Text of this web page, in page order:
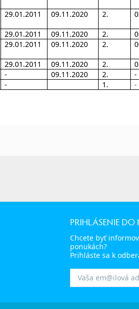
29.01.2011 09.11.2020 2.
29.01.2011 09.11.2020 2.
29.01.2011 09.11.2020 2.
29.01.2011 09.11.2020 2.
- 09.11.2020 2.
-
- 1. -
PRIHLÁSENIE DO
Chcete byť
ponukách?
Prihláste sa k